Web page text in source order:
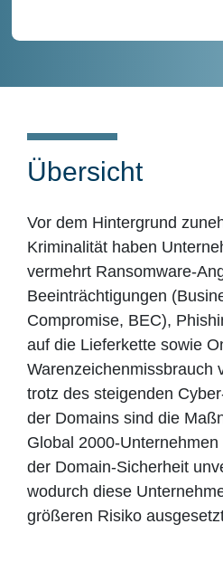
Übersicht
Vor dem Hintergrund
Kriminalität haben
vermehrt Ransomware-
Beeinträchtigungen
Compromise, BEC),
auf die Lieferkette sowie
Warenzeichenmissbrauch
trotz des steigenden
der Domains sind die
Global 2000-
der Domain-Sicherheit
wodurch diese
größeren Risiko